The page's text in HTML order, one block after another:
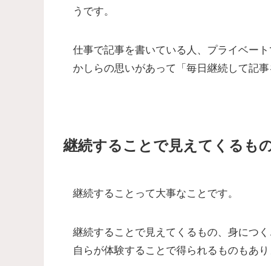
うです。
仕事で記事を書いている人、プライベー
かしらの思いがあって「毎日継続して記
継続することで見えてくるも
継続することって大事なことです。
継続することで見えてくるもの、身につ
自らが体験することで得られるものもあり